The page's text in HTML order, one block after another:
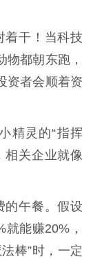
着干！当科技
都朝东跑，
资者会顺着资
精灵的“指挥
相关企业就像
的午餐。假设
能赚20%，
棒”时，一定